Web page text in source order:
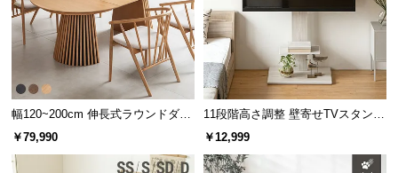
幅120~200cm 伸長式ラウンドダイ
ニングテーブル 6人掛け 天然木突
板 美しい格子デザイン
￥79,990
11段階高さ調整 壁寄せTVスタンド
キャスター付き 上下左右角度調節
￥12,999